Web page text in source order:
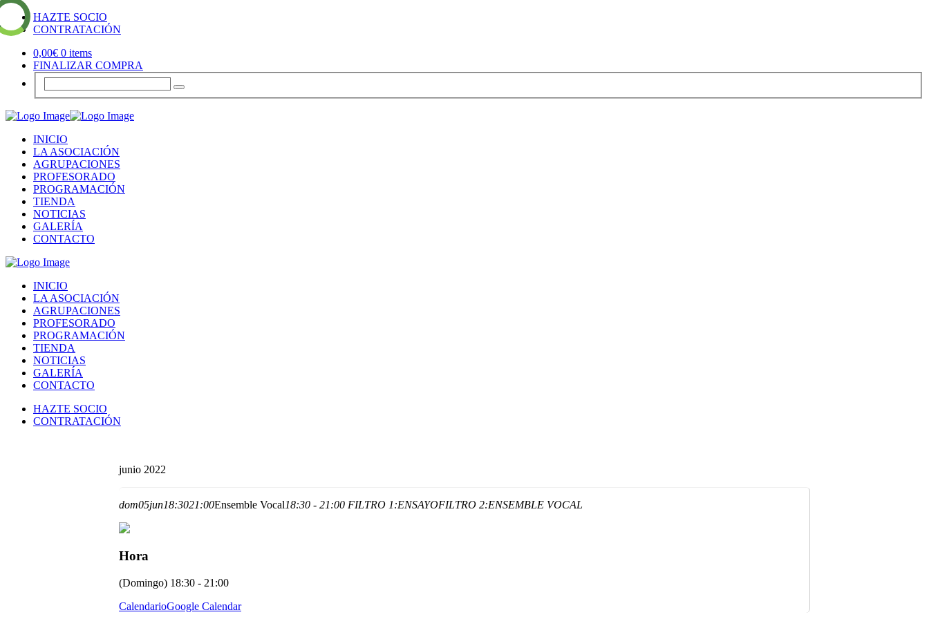
HAZTE SOCIO
CONTRATACIÓN
0,00€ 0 items
FINALIZAR COMPRA
INICIO
LA ASOCIACIÓN
AGRUPACIONES
PROFESORADO
PROGRAMACIÓN
TIENDA
NOTICIAS
GALERÍA
CONTACTO
INICIO
LA ASOCIACIÓN
AGRUPACIONES
PROFESORADO
PROGRAMACIÓN
TIENDA
NOTICIAS
GALERÍA
CONTACTO
HAZTE SOCIO
CONTRATACIÓN
junio 2022
dom05jun18:3021:00Ensemble Vocal18:30 - 21:00 FILTRO 1:ENSAYOFILTRO 2:ENSEMBLE VOCAL
Hora
(Domingo) 18:30 - 21:00
CalendarioGoogle Calendar